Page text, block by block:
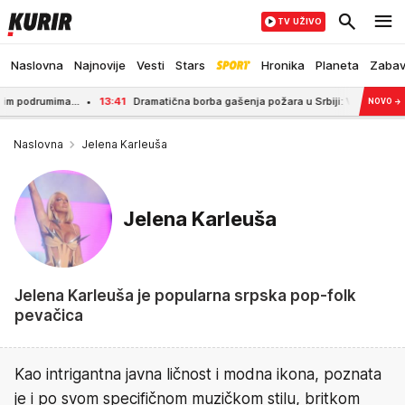
Naslovna Najnovije Vesti Stars Hronika Planeta
TV UŽIVO
13:41 Dramatična borba gašenja požara u Srbiji: Vatra guta sve podNOVO →
Naslovna Jelena Karleuša
Jelena Karleuša
Jelena Karleuša je popularna srpska pop-folk
pevačica
Kao intrigantna javna ličnost i modna ikona, poznata
je i po svom specifičnom muzičkom stilu, britkom